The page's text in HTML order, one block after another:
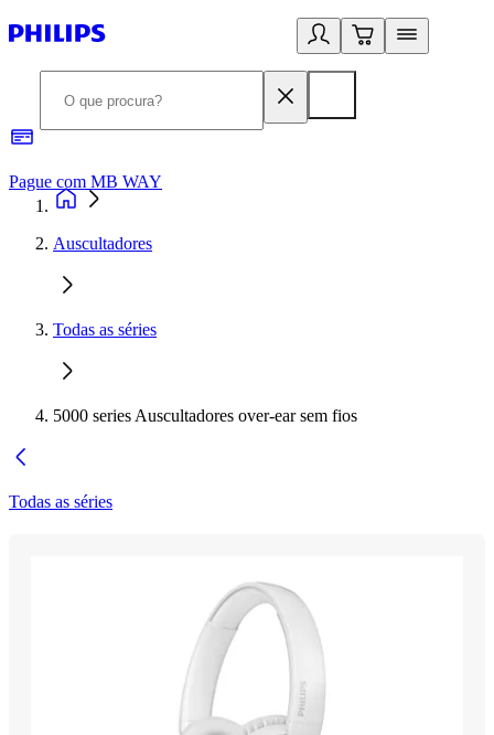
Pague com MB WAY
Auscultadores
Todas as séries
5000 series Auscultadores over-ear sem fios
Todas as séries